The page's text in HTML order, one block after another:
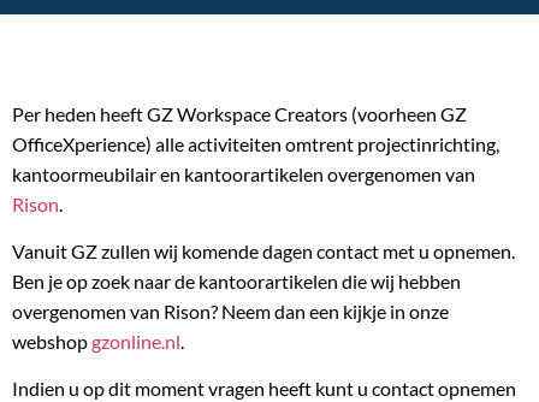
Per heden heeft GZ Workspace Creators (voorheen GZ
OfficeXperience) alle activiteiten omtrent projectinrichting,
kantoormeubilair en kantoorartikelen overgenomen van
Rison
Vanuit GZ zullen wij komende dagen contact met u opnemen.
Ben je op zoek naar de kantoorartikelen die wij hebben
overgenomen van Rison? Neem dan een kijkje in onze
webshopgzonline.nl.
Indien u op dit moment vragen heeft kunt u contact opnemen